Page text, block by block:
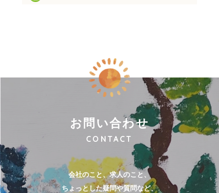
お問い合わせ
CONTACT
会社のこと、求人のこと、
ちょっとした疑問や質問など、